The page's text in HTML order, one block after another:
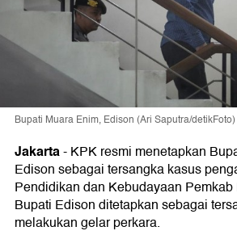
Bupati Muara Enim, Edison (Ari Saputra/detikFoto)
Jakarta-KPK resmi menetapkan
Edison sebagai tersangka kasus
Pendidikan dan Kebudayaan Pemkab
Bupati Edison ditetapkan sebagai
melakukan gelar perkara.